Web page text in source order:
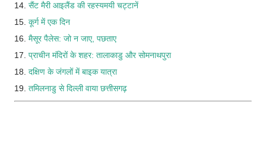
14. सैंट मैरी आइलैंड की रहस्यमयी चट्टानें
15. कूर्ग में एक दिन
16. मैसूर पैलेस: जो न जाए, पछताए
17. प्राचीन मंदिरों के शहर: तालाकाडु और सोमनाथपुरा
18. दक्षिण के जंगलों में बाइक यात्रा
19. तमिलनाडु से दिल्ली वाया छत्तीसगढ़